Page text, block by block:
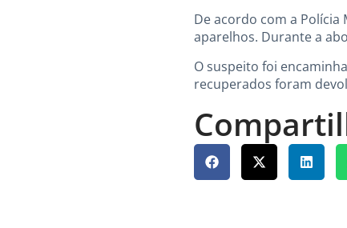
De acordo com a
aparelhos. Durante a
O suspeito foi
recuperados foram